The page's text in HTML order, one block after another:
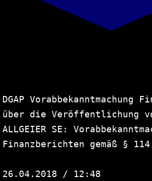
DGAP Vorabbekanntmachung
über die Veröffentlichung
ALLGEIER SE:
Finanzberichten gemäß §
26.04.2018 / 12:48